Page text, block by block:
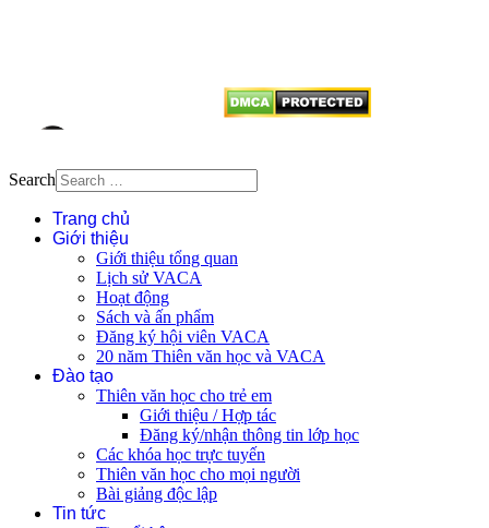
Search
Trang chủ
Giới thiệu
Giới thiệu tổng quan
Lịch sử VACA
Hoạt động
Sách và ấn phẩm
Đăng ký hội viên VACA
20 năm Thiên văn học và VACA
Đào tạo
Thiên văn học cho trẻ em
Giới thiệu / Hợp tác
Đăng ký/nhận thông tin lớp học
Các khóa học trực tuyến
Thiên văn học cho mọi người
Bài giảng độc lập
Tin tức